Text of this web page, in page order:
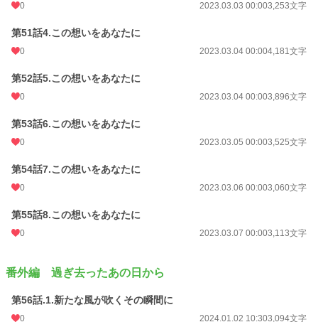
0 2023.03.03 00:003,253文字
第51話4.この想いをあなたに
0 2023.03.04 00:004,181文字
第52話5.この想いをあなたに
0 2023.03.04 00:003,896文字
第53話6.この想いをあなたに
0 2023.03.05 00:003,525文字
第54話7.この想いをあなたに
0 2023.03.06 00:003,060文字
第55話8.この想いをあなたに
0 2023.03.07 00:003,113文字
番外編 過ぎ去ったあの日から
第56話.1.新たな風が吹くその瞬間に
0 2024.01.02 10:303,094文字